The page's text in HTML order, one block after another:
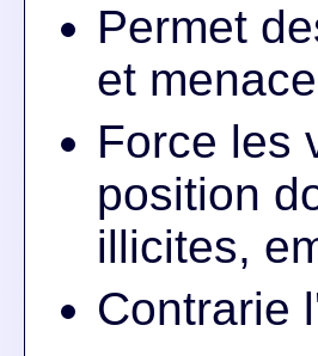
Permet
et
Force les
position
illicites,
Contrarie